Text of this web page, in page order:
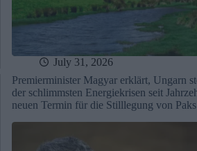
July 31, 2026
Premierminister Magyar erklärt, Ungarn
der schlimmsten Energiekrisen seit
neuen Termin für die Stilllegung von